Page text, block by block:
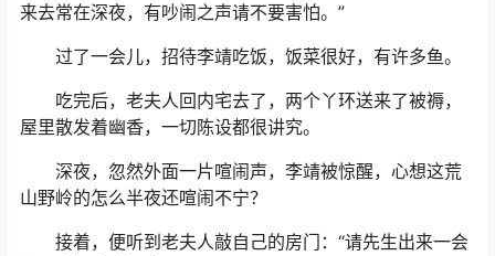
来去常在深夜，有吵闹之声请不要害怕。”
过了一会儿，招待李靖吃饭，饭菜很好，有许多鱼。
吃完后，老夫人回内宅去了，两个丫环送来了被褥，
屋里散发着幽香，一切陈设都很讲究。
深夜，忽然外面一片喧闹声，李靖被惊醒，心想这荒
山野岭的怎么半夜还喧闹不宁？
接着，便听到老夫人敲自己的房门：“请先生出来一会